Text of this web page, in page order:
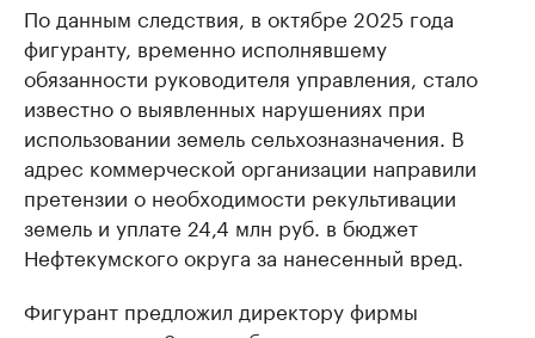
По данным следствия, в октябре 2025 года
фигуранту, временно исполнявшему
обязанности руководителя управления, стало
известно о выявленных нарушениях при
использовании земель сельхозназначения. В
адрес коммерческой организации направили
претензии о необходимости рекультивации
земель и уплате 24,4 млн руб. в бюджет
Нефтекумского округа за нанесенный вред.
Фигурант предложил директору фирмы